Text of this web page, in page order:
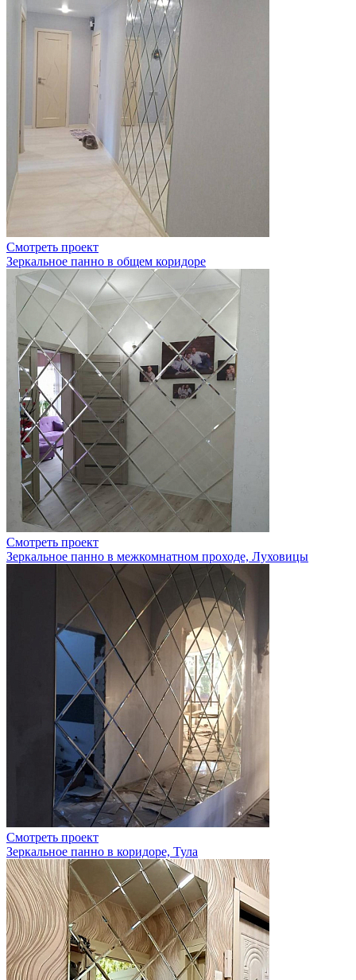
Смотреть проект
Зеркальное панно в общем коридоре
Смотреть проект
Зеркальное панно в межкомнатном проходе, Луховицы
Смотреть проект
Зеркальное панно в коридоре, Тула